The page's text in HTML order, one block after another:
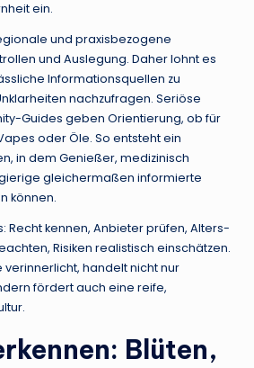
ein.
und praxisbezogene
und Auslegung. Daher lohnt es
Informationsquellen zu
nachzufragen. Seriöse
Guides geben Orientierung, ob für
oder Öle. So entsteht ein
in dem Genießer, medizinisch
gleichermaßen informierte
können.
Recht kennen, Anbieter prüfen, Alters-
Risiken realistisch einschätzen.
verinnerlicht, handelt nicht nur
fördert auch eine reife,
Blüten,